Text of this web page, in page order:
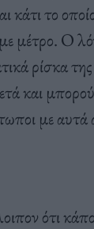
κάτι το
μέτρο. Ο
ρίσκα
και
με
ότι